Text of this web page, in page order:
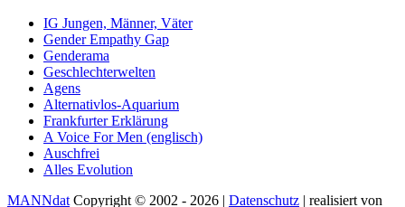
IG Jungen, Männer, Väter
Gender Empathy Gap
Genderama
Geschlechterwelten
Agens
Alternativlos-Aquarium
Frankfurter Erklärung
A Voice For Men (englisch)
Auschfrei
Alles Evolution
MANNdat Copyright © 2002 - 2026 | Datenschutz | realisiert von